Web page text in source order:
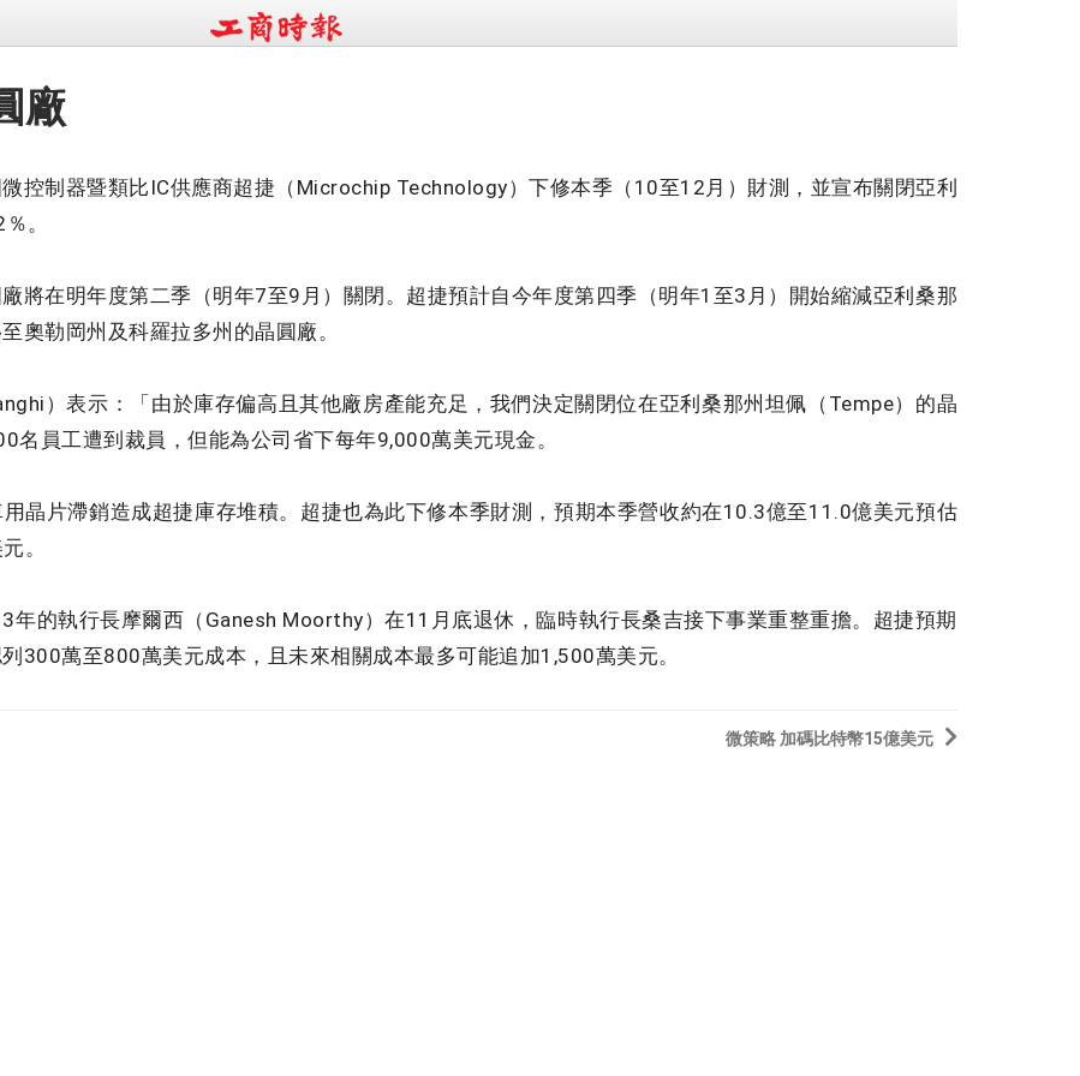
廠
控制器暨類比IC供應商超捷（Microchip Technology）下修本季（10至12月）財測，並宣布關閉亞利
。
將在明年度第二季（明年7至9月）關閉。超捷預計自今年度第四季（明年1至3月）開始縮減亞利桑那
奧勒岡州及科羅拉多州的晶圓廠。
）表示：「由於庫存偏高且其他廠房產能充足，我們決定關閉位在亞利桑那州坦佩（Tempe）的晶
名員工遭到裁員，但能為公司省下每年9,000萬美元現金。
晶片滯銷造成超捷庫存堆積。超捷也為此下修本季財測，預期本季營收約在10.3億至11.0億美元預估
。
的執行長摩爾西（Ganesh Moorthy）在11月底退休，臨時執行長桑吉接下事業重整重擔。超捷預期
300萬至800萬美元成本，且未來相關成本最多可能追加1,500萬美元。
微策略 加碼比特幣15億美元